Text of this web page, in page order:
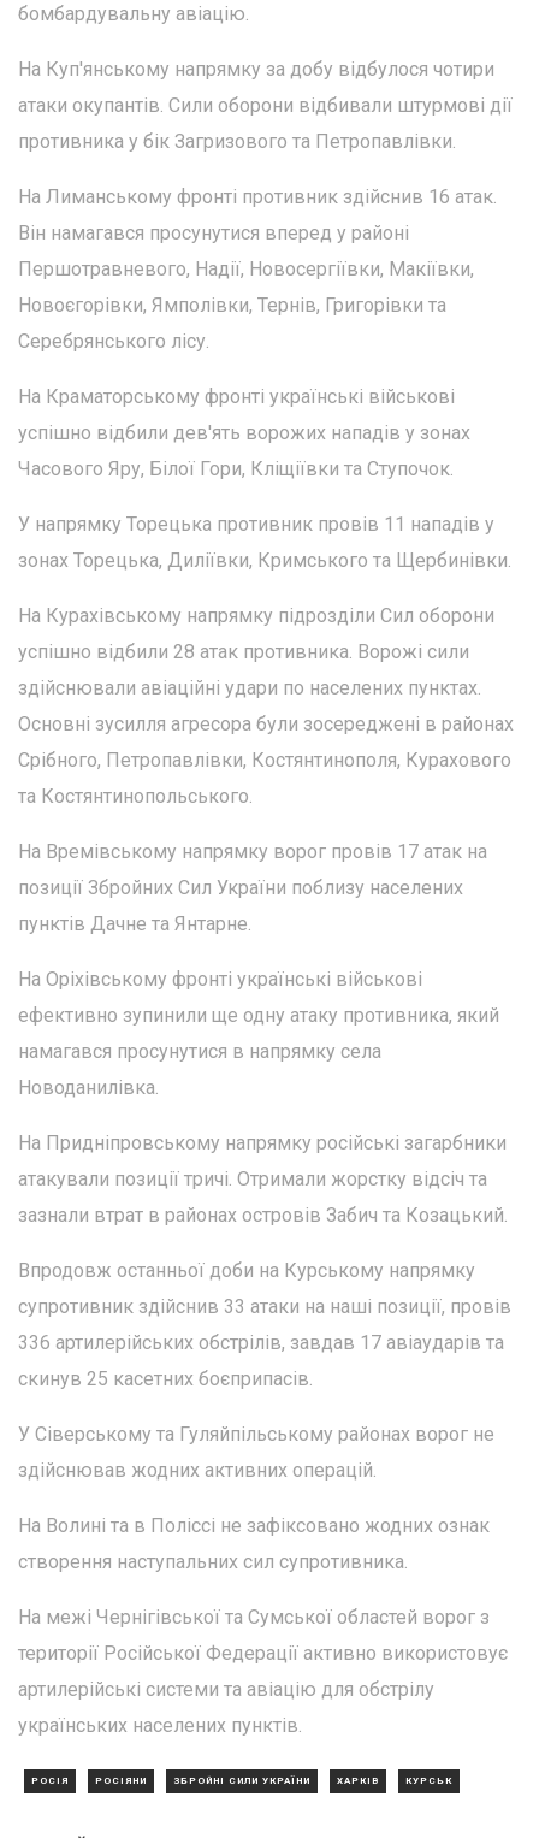
бомбардувальну авіацію.
На Куп'янському напрямку за добу відбулося чотири
атаки окупантів. Сили оборони відбивали штурмові дії
противника у бік Загризового та Петропавлівки.
На Лиманському фронті противник здійснив 16 атак.
Він намагався просунутися вперед у районі
Першотравневого, Надії, Новосергіївки, Макіївки,
Новоєгорівки, Ямполівки, Тернів, Григорівки та
Серебрянського лісу.
На Краматорському фронті українські військові
успішно відбили дев'ять ворожих нападів у зонах
Часового Яру, Білої Гори, Кліщіївки та Ступочок.
У напрямку Торецька противник провів 11 нападів у
зонах Торецька, Диліївки, Кримського та Щербинівки.
На Курахівському напрямку підрозділи Сил оборони
успішно відбили 28 атак противника. Ворожі сили
здійснювали авіаційні удари по населених пунктах.
Основні зусилля агресора були зосереджені в районах
Срібного, Петропавлівки, Костянтинополя, Курахового
та Костянтинопольського.
На Времівському напрямку ворог провів 17 атак на
позиції Збройних Сил України поблизу населених
пунктів Дачне та Янтарне.
На Оріхівському фронті українські військові
ефективно зупинили ще одну атаку противника, який
намагався просунутися в напрямку села
Новоданилівка.
На Придніпровському напрямку російські загарбники
атакували позиції тричі. Отримали жорстку відсіч та
зазнали втрат в районах островів Забич та Козацький.
Впродовж останньої доби на Курському напрямку
супротивник здійснив 33 атаки на наші позиції, провів
336 артилерійських обстрілів, завдав 17 авіаударів та
скинув 25 касетних боєприпасів.
У Сіверському та Гуляйпільському районах ворог не
здійснював жодних активних операцій.
На Волині та в Поліссі не зафіксовано жодних ознак
створення наступальних сил супротивника.
На межі Чернігівської та Сумської областей ворог з
території Російської Федерації активно використовує
артилерійські системи та авіацію для обстрілу
українських населених пунктів.
РОСІЯ РОСІЯНИ ЗБРОЙНІ СИЛИ УКРАЇНИ ХАРКІВ КУРСЬК